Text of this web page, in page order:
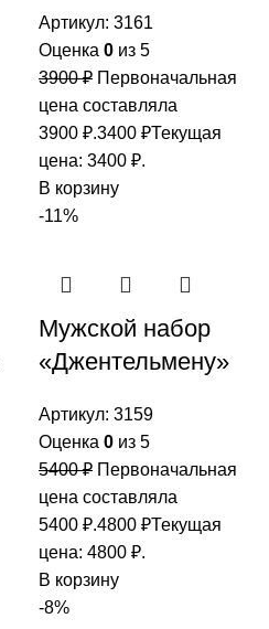
Артикул: 3161
Оценка 0 из 5
3900₽ Первоначальная
цена составляла
3900 ₽.3400 ₽Текущая
цена: 3400 ₽.
В корзину
-11%
Мужской набор
«Джентельмену»
Артикул: 3159
Оценка 0 из 5
5400₽ Первоначальная
цена составляла
5400 ₽.4800 ₽Текущая
цена: 4800 ₽.
В корзину
-8%